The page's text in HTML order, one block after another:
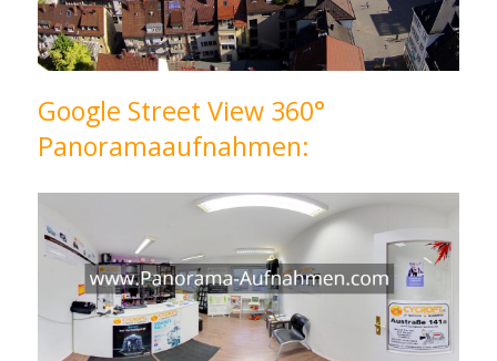
Google Street View 360°
Panoramaaufnahmen: